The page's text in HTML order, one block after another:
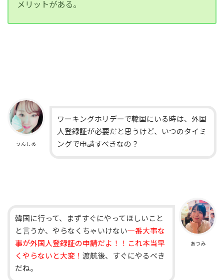
メリットがある。
うんしる
ワーキングホリデーで韓国にいる時は、外国
人登録証が必要だと思うけど、いつのタイミ
ングで申請すべきなの？
あつみ
韓国に行って、まずすぐにやってほしいこと
と言うか、やらなくちゃいけない一番大事な
事が外国人登録証の申請だよ！！これ本当早
くやらないと大変！渡航後、すぐにやるべき
だね。